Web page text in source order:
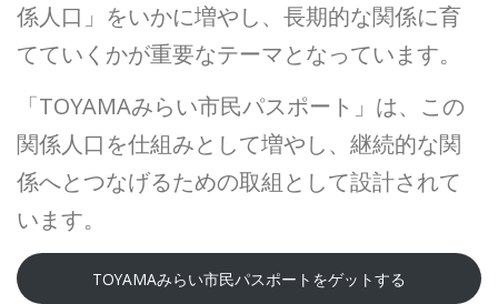
係人口」をいかに増やし、長期的な関係に育
てていくかが重要なテーマとなっています。
「TOYAMAみらい市民パスポート」は、この
関係人口を仕組みとして増やし、継続的な関
係へとつなげるための取組として設計されて
います。
TOYAMAみらい市民パスポートをゲットする